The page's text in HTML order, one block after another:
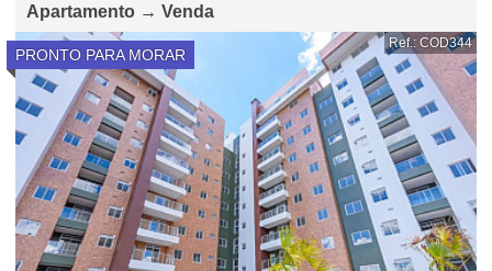
Apartamento → Venda
PRONTO PARA MORAR
Ref.: COD344